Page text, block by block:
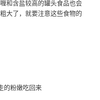
和含盐较高的罐头食品也会
大了，就要注意这些食物的
的粉嫩吃回来